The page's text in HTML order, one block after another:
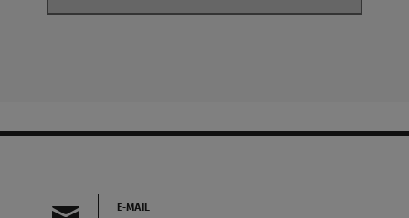
E-MAIL